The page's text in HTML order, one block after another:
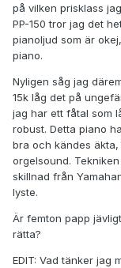
på vilken prisklass
PP-150 tror jag det
pianoljud som är
piano.
Nyligen såg jag
15k låg det på
jag har ett fåtal som
robust. Detta piano
bra och kändes
orgelsound.
skillnad från
lyste.
Är femton papp
rätta?
EDIT: Vad tänker jag